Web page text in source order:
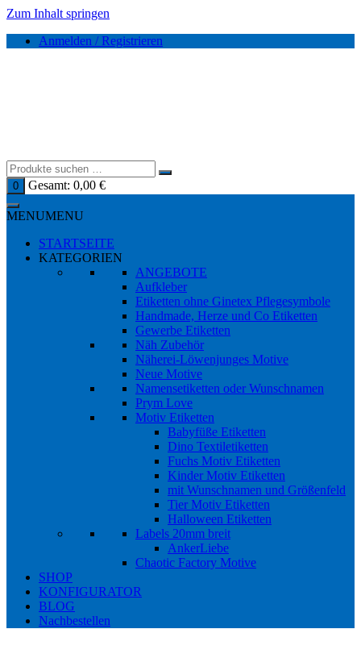
Zum Inhalt springen
Anmelden / Registrieren
0 Gesamt: 0,00 €
MENUMENU
STARTSEITE
KATEGORIEN
ANGEBOTE
Aufkleber
Etiketten ohne Ginetex Pflegesymbole
Handmade, Herze und Co Etiketten
Gewerbe Etiketten
Näh Zubehör
Näherei-Löwenjunges Motive
Neue Motive
Namensetiketten oder Wunschnamen
Prym Love
Motiv Etiketten
Babyfüße Etiketten
Dino Textiletiketten
Fuchs Motiv Etiketten
Kinder Motiv Etiketten
mit Wunschnamen und Größenfeld
Tier Motiv Etiketten
Halloween Etiketten
Labels 20mm breit
AnkerLiebe
Chaotic Factory Motive
SHOP
KONFIGURATOR
BLOG
Nachbestellen